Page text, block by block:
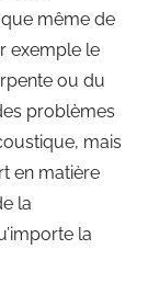
même de
exemple le
ou du
problèmes
mais
en matière
la
la